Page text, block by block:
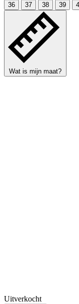
36 37 38 39
Wat is mijn maat?
Uitverkocht